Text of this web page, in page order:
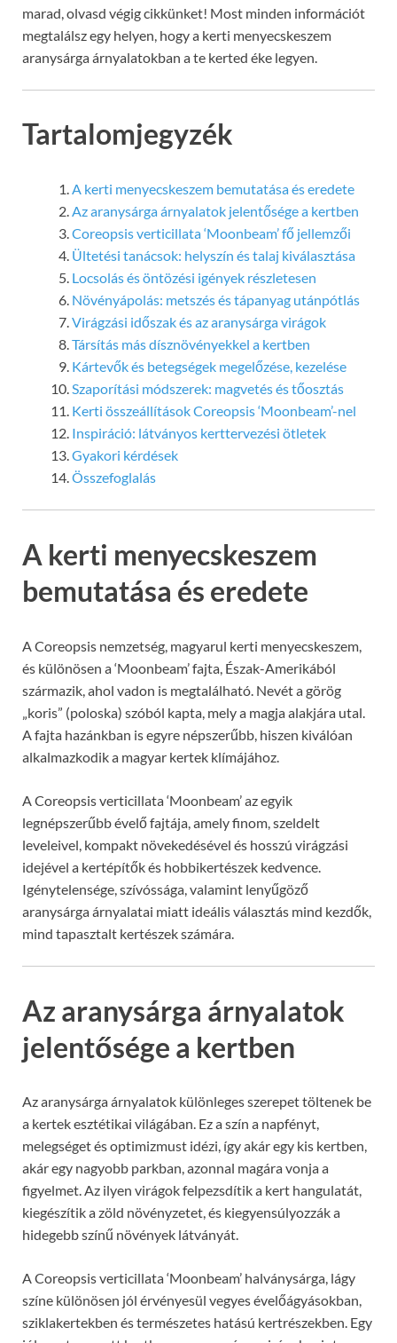
marad, olvasd végig cikkünket! Most minden információt
megtalálsz egy helyen, hogy a kerti menyecskeszem
aranysárga árnyalatokban a te kerted éke legyen.
Tartalomjegyzék
A kerti menyecskeszem bemutatása és eredete
Az aranysárga árnyalatok jelentősége a kertben
Coreopsis verticillata ‘Moonbeam’ fő jellemzői
Ültetési tanácsok: helyszín és talaj kiválasztása
Locsolás és öntözési igények részletesen
Növényápolás: metszés és tápanyag utánpótlás
Virágzási időszak és az aranysárga virágok
Társítás más dísznövényekkel a kertben
Kártevők és betegségek megelőzése, kezelése
Szaporítási módszerek: magvetés és tőosztás
Kerti összeállítások Coreopsis ‘Moonbeam’-nel
Inspiráció: látványos kerttervezési ötletek
Gyakori kérdések
Összefoglalás
A kerti menyecskeszem
bemutatása és eredete
A Coreopsis nemzetség, magyarul kerti menyecskeszem,
és különösen a ‘Moonbeam’ fajta, Észak-Amerikából
származik, ahol vadon is megtalálható. Nevét a görög
„koris” (poloska) szóból kapta, mely a magja alakjára utal.
A fajta hazánkban is egyre népszerűbb, hiszen kiválóan
alkalmazkodik a magyar kertek klímájához.
A Coreopsis verticillata ‘Moonbeam’ az egyik
legnépszerűbb évelő fajtája, amely finom, szeldelt
leveleivel, kompakt növekedésével és hosszú virágzási
idejével a kertépítők és hobbikertészek kedvence.
Igénytelensége, szívóssága, valamint lenyűgöző
aranysárga árnyalatai miatt ideális választás mind kezdők,
mind tapasztalt kertészek számára.
Az aranysárga árnyalatok
jelentősége a kertben
Az aranysárga árnyalatok különleges szerepet töltenek be
a kertek esztétikai világában. Ez a szín a napfényt,
melegséget és optimizmust idézi, így akár egy kis kertben,
akár egy nagyobb parkban, azonnal magára vonja a
figyelmet. Az ilyen virágok felpezsdítik a kert hangulatát,
kiegészítik a zöld növényzetet, és kiegyensúlyozzák a
hidegebb színű növények látványát.
A Coreopsis verticillata ‘Moonbeam’ halványsárga, lágy
színe különösen jól érvényesül vegyes évelőágyásokban,
sziklakertekben és természetes hatású kertrészekben. Egy